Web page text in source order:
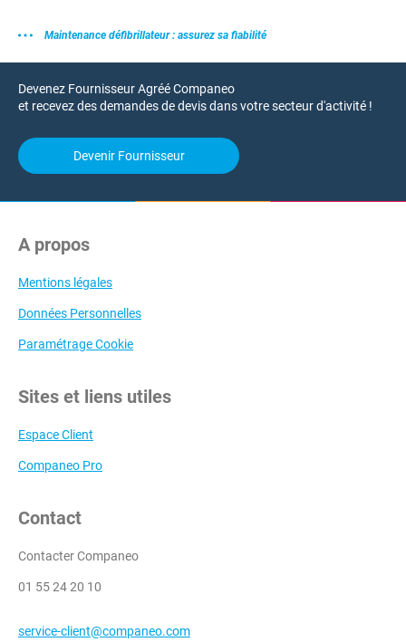
Maintenance défibrillateur : assurez sa fiabilité
Devenez Fournisseur Agréé Companeo
et recevez des demandes de devis dans votre secteur d'activité !
Devenir Fournisseur
A propos
Mentions légales
Données Personnelles
Paramétrage Cookie
Sites et liens utiles
Espace Client
Companeo Pro
Contact
Contacter Companeo
01 55 24 20 10
service-client@companeo.com